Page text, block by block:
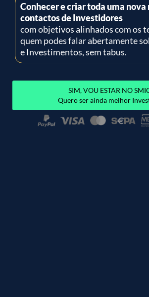
Conhecer e criar toda uma nova
contactos de Investidores
com objetivos alinhados com os
quem podes falar abertamente
e Investimentos, sem tabus.
SIM, VOU ESTAR NO
Quero ser ainda melhor